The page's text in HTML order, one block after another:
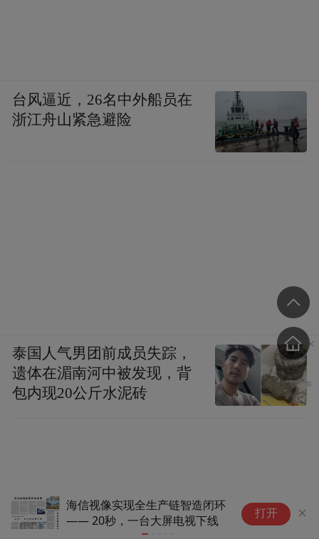
海信视像实现全生产链智造闭环
—— 20秒，一台大屏电视下线
2026年旧
布线到全屋
打开
台风逼近，26名中外船员在
浙江舟山紧急避险
泰国人气男团前成员失踪，
遗体在湄南河中被发现，背
包内现20公斤水泥砖